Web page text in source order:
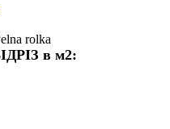
rolka
в м2: